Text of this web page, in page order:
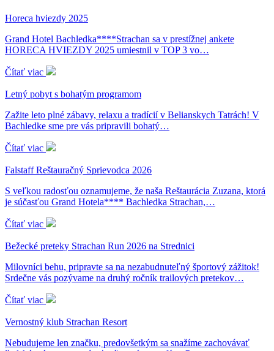
Horeca hviezdy 2025
Grand Hotel Bachledka****Strachan sa v prestížnej ankete
HORECA HVIEZDY 2025 umiestnil v TOP 3 vo…
Čítať viac
Letný pobyt s bohatým programom
Zažite leto plné zábavy, relaxu a tradícií v Belianskych Tatrách! V
Bachledke sme pre vás pripravili bohatý…
Čítať viac
Falstaff Reštauračný Sprievodca 2026
S veľkou radosťou oznamujeme, že naša Reštaurácia Zuzana, ktorá
je súčasťou Grand Hotela**** Bachledka Strachan,…
Čítať viac
Bežecké preteky Strachan Run 2026 na Strednici
Milovníci behu, pripravte sa na nezabudnuteľný športový zážitok!
Srdečne vás pozývame na druhý ročník trailových pretekov…
Čítať viac
Vernostný klub Strachan Resort
Nebudujeme len značku, predovšetkým sa snažíme zachovávať